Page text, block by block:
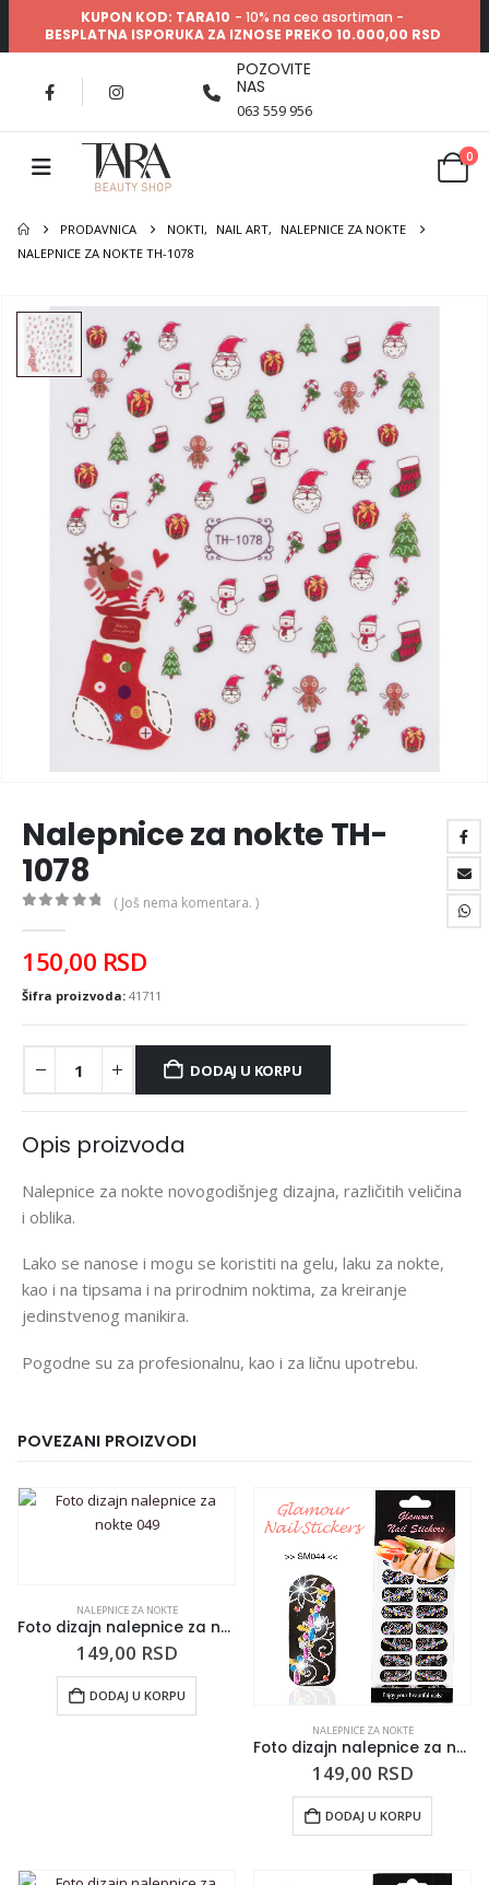
KUPON KOD: TARA10 - 10% na ceo asortiman -
BESPLATNA ISPORUKA ZA IZNOSE PREKO 10.000,00 RSD
POZOVITE
NAS
063 559 956
0
PRODAVNICA NOKTI, NAIL ART,
NALEPNICE ZA NOKTE
NALEPNICE ZA NOKTE TH-1078
Nalepnice za nokte TH-
1078
( Još nema komentara. )
150,00 RSD
Šifra proizvoda: 41711
DODAJ U KORPU
Opis proizvoda
Nalepnice za nokte novogodišnjeg dizajna, različitih veličina
i oblika.
Lako se nanose i mogu se koristiti na gelu, laku za nokte,
kao i na tipsama i na prirodnim noktima, za kreiranje
jedinstvenog manikira.
Pogodne su za profesionalnu, kao i za ličnu upotrebu.
POVEZANI PROIZVODI
NALEPNICE ZA NOKTE
Foto dizajn nalepnice za nokte 049
149,00 RSD
DODAJ U KORPU
NALEPNICE ZA NOKTE
Foto dizajn nalepnice za nokte 044f
149,00 RSD
DODAJ U KORPU